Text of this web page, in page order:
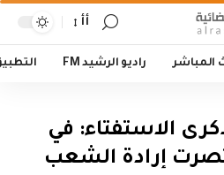
أأ
المباشر راديو الرشيد FM
الاستفتاء: في
إرادة الشعب